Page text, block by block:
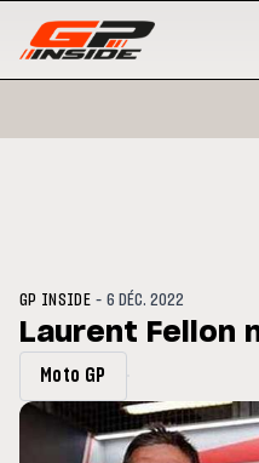
opéré avec succès de la
droite à Madrid
GP INSIDE -6 DÉC. 2022
Laurent Fellon
Moto GP